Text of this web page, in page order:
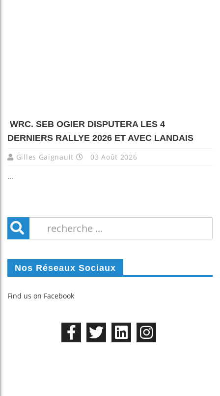
WRC. SEB OGIER DISPUTERA LES 4
DERNIERS RALLYE 2026 ET AVEC LANDAIS
Gilles Gaignault 03 Août 2026
...
Nos Réseaux Sociaux
Find us on Facebook